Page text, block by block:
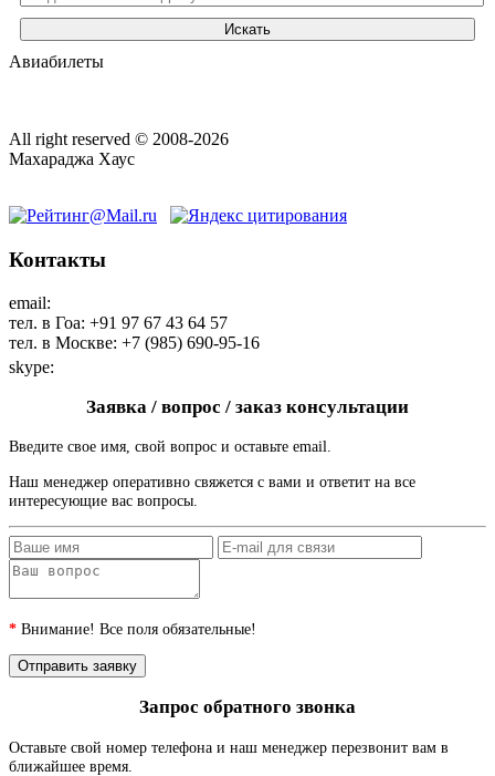
Искать
Авиабилеты
All right reserved © 2008-2026
Махараджа Хаус
Контакты
email:
тел. в Гоа: +91 97 67 43 64 57
тел. в Москве: +7 (985) 690-95-16
skype:
Заявка / вопрос / заказ консультации
Введите свое имя, свой вопрос и оставьте email.
Наш менеджер оперативно свяжется с вами и ответит на все
интересующие вас вопросы.
* Внимание! Все поля обязательные!
Запрос обратного звонка
Оставьте свой номер телефона и наш менеджер перезвонит вам в
ближайшее время.